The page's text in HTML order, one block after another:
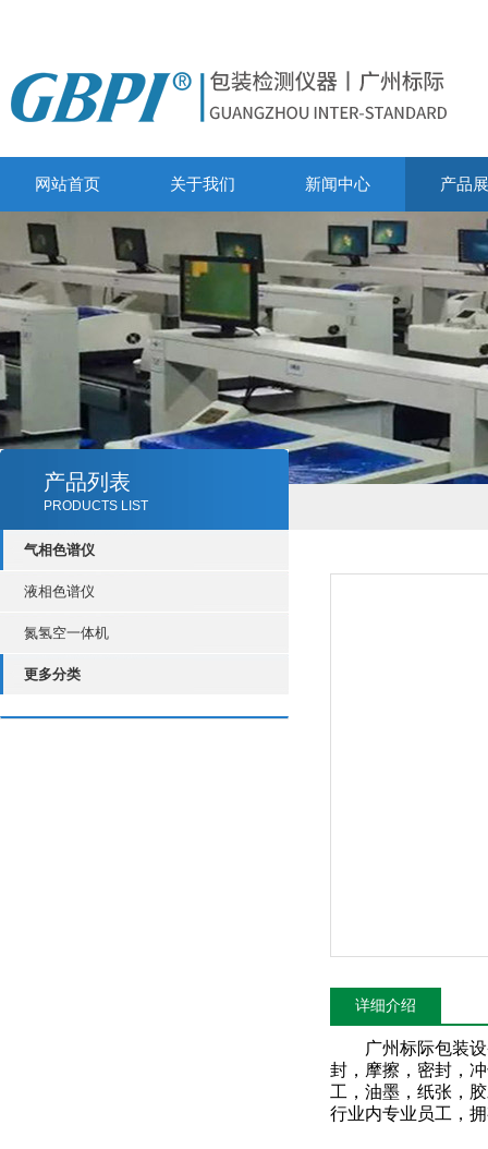
网站首页 关于我们 新闻中心 产品
产品列表
PRODUCTS LIST
气相色谱仪
液相色谱仪
氮氢空一体机
更多分类
详细介绍
广州标际包装
封，摩擦，密封，
工，油墨，纸张，
行业内专业员工，